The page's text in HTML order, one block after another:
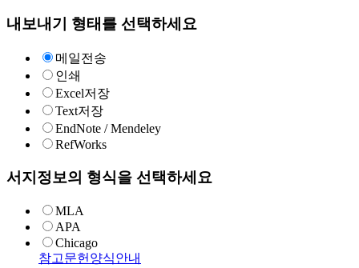
내보내기 형태를 선택하세요
메일전송
인쇄
Excel저장
Text저장
EndNote / Mendeley
RefWorks
서지정보의 형식을 선택하세요
MLA
APA
Chicago
참고문헌양식안내